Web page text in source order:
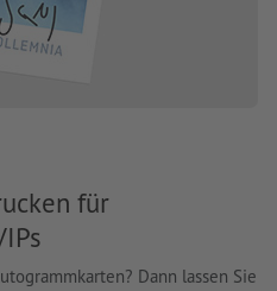
für
Dann lassen Sie